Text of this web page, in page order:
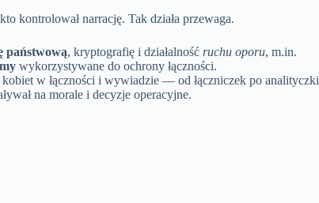
kontrolował narrację. Tak działa przewaga.
państwową, kryptografię i działalność ruchu oporu, m.in.
wykorzystywane do ochrony łączności.
kobiet w łączności i wywiadzie — od łączniczek po analityczki
na morale i decyzje operacyjne.